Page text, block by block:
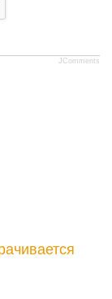
JComments